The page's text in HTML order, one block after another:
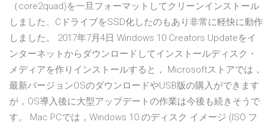
（core2quad)を一旦フォーマットしてクリーンインストール
しました、CドライブをSSD化したのもあり非常に軽快に動作
しました。 2017年7月4日 Windows 10 Creators Updateをイ
ンターネットからダウンロードしてインストールディスク・
メディアを作りインストールすると， Microsoftストアでは，
最新バージョンOSのダウンロードやUSB版の購入ができます
が，OS導入後に大型アップデートの作業は今後も続きそうで
す。 Mac PCでは，Windows 10 のディスク イメージ (ISO フ